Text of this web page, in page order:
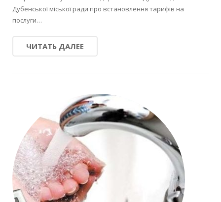
Дубенської міської ради про встановлення тарифів на
послуги…
ЧИТАТЬ ДАЛЕЕ